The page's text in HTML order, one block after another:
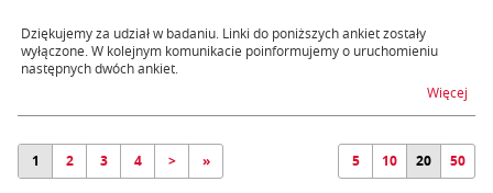
Dziękujemy za udział w badaniu. Linki do poniższych ankiet zostały
wyłączone. W kolejnym komunikacie poinformujemy o uruchomieniu
następnych dwóch ankiet.
Więcej
1 2 3 4 > » 5 10 20 50